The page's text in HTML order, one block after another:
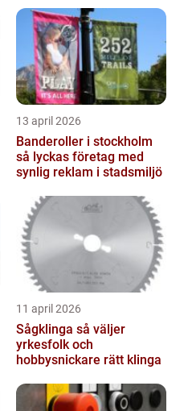
13 april 2026
Banderoller i stockholm
så lyckas företag med
synlig reklam i stadsmiljö
11 april 2026
Sågklinga så väljer
yrkesfolk och
hobbysnickare rätt klinga